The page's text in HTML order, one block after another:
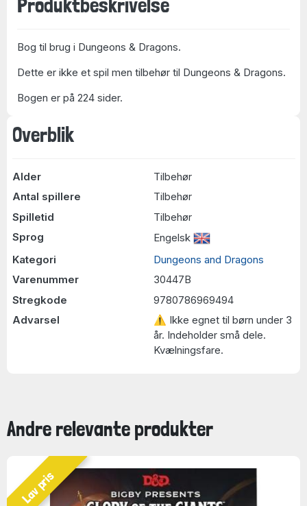
Overblik
Alder
Tilbehør
Antal spillere
Tilbehør
Spilletid
Tilbehør
Sprog
Engelsk
Kategori
Dungeons and Dragons
Varenummer
30447B
Stregkode
9780786969494
Advarsel
⚠ Ikke egnet til børn under 3
år. Indeholder små dele.
Kvælningsfare.
Produktbeskrivelse
Bog til brug i Dungeons & Dragons.
Dette er ikke et spil men tilbehør til Dungeons & Dragons.
Bogen er på 224 sider.
Andre relevante produkter
Lav pris